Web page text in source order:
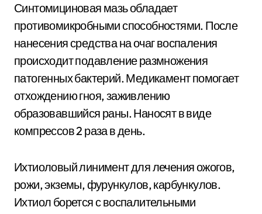
Синтомициновая мазь обладает
противомикробными способностями. После
нанесения средства на очаг воспаления
происходит подавление размножения
патогенных бактерий. Медикамент помогает
отхождению гноя, заживлению
образовавшийся раны. Наносят в виде
компрессов 2 раза в день.
Ихтиоловый линимент для лечения ожогов,
рожи, экземы, фурункулов, карбункулов.
Ихтиол борется с воспалительными